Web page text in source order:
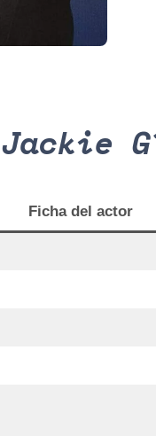
Jackie
Ficha del actor